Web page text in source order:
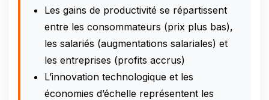
Les gains de productivité se répartissent
entre les consommateurs (prix plus bas),
les salariés (augmentations salariales) et
les entreprises (profits accrus)
L’innovation technologique et les
économies d’échelle représentent les